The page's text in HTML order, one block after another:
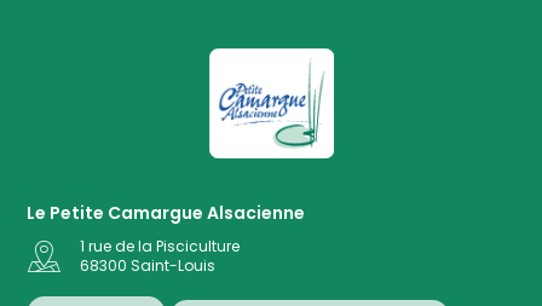
La Petite Camargue
Le Petite Camargue Alsacienne
1 rue de la Pisciculture
68300 Saint-Louis